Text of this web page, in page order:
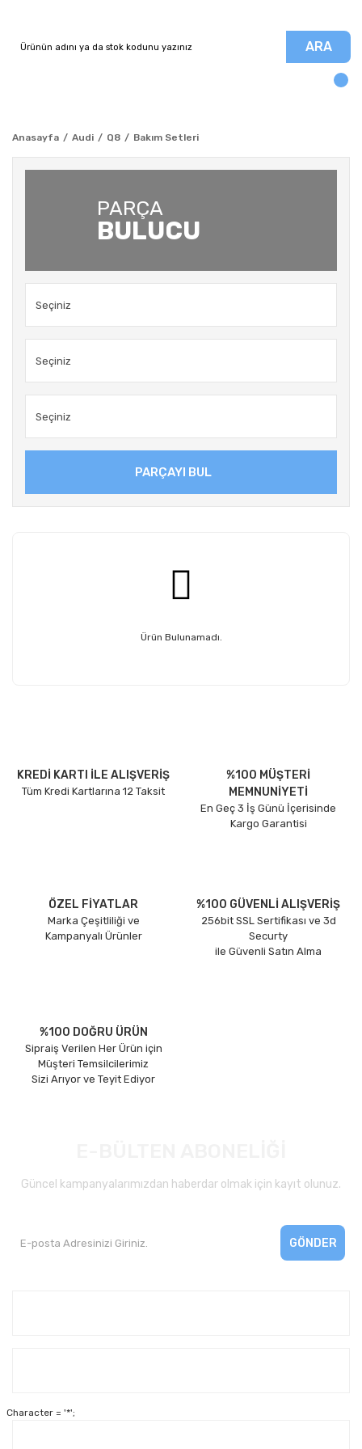
ARA
Anasayfa Audi Q8 Bakım Setleri
PARÇA
BULUCU
PARÇAYI BUL
Ürün Bulunamadı.
KREDİ KARTI İLE ALIŞVERİŞ
Tüm Kredi Kartlarına 12 Taksit
%100 MÜŞTERİ
MEMNUNİYETİ
En Geç 3 İş Günü İçerisinde
Kargo Garantisi
ÖZEL FİYATLAR
Marka Çeşitliliği ve
Kampanyalı Ürünler
%100 GÜVENLİ ALIŞVERİŞ
256bit SSL Sertifikası ve 3d
Securty
ile Güvenli Satın Alma
%100 DOĞRU ÜRÜN
Sipraiş Verilen Her Ürün için
Müşteri Temsilcilerimiz
Sizi Arıyor ve Teyit Ediyor
Güncel kampanyalarımızdan haberdar olmak için kayıt olunuz.
GÖNDER
Character = '*';